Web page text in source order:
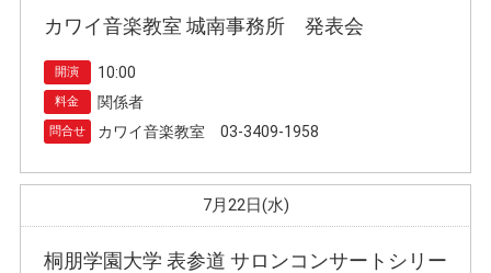
カワイ音楽教室 城南事務所 発表会
開演 10:00
料金 関係者
問合せ カワイ音楽教室 03-3409-1958
7月22日(水)
桐朋学園大学 表参道 サロンコンサートシリー